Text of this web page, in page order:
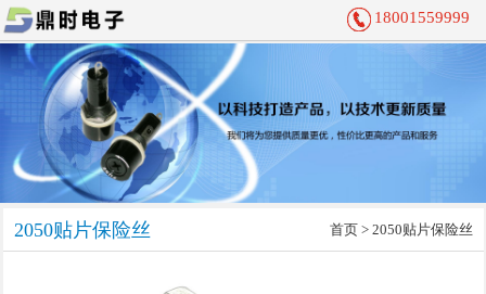
18001559999
2050贴片保险丝 首页> 2050贴片保险丝